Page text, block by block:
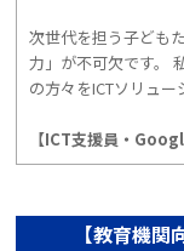
次世代を担う子ども
力」が不可欠です。
の方々をICTソリュー
【ICT支援員・
【教育機